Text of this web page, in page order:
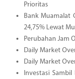
Prioritas
Bank Muamalat
24,75% Lewat
Perubahan Jam
Daily Market
Daily Market
Investasi